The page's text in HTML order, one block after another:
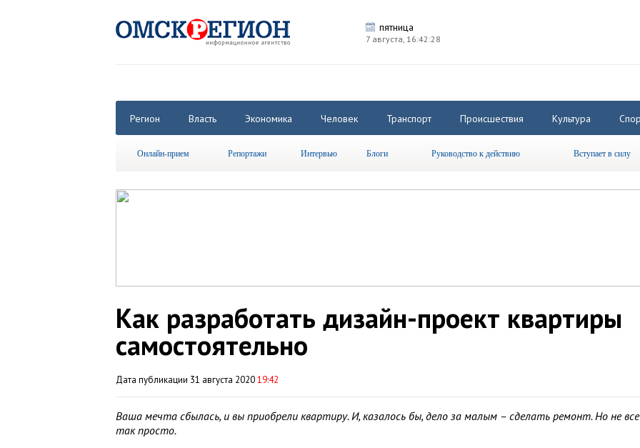
пятница
7 августа, 16:42:28
Регион Власть Экономика Человек Транспорт Происшествия Культура
Онлайн-прием Репортажи Интервью Блоги Руководство к действию Вступает в силу
Как разработать дизайн-проект квартиры
самостоятельно
Дата публикации 31 августа 202019:42
Ваша мечта сбылась, и вы приобрели квартиру. И, казалось бы, дело за малым – сделать ремонт. Но не все
так просто.